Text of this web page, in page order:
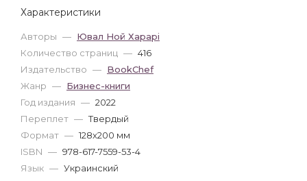
Характеристики
Авторы — Ювал Ной Харарі
Количество страниц — 416
Издательство — BookChef
Жанр — Бизнес-книги
Год издания — 2022
Переплет — Твердый
Формат — 128x200 мм
ISBN — 978-617-7559-53-4
Язык — Украинский